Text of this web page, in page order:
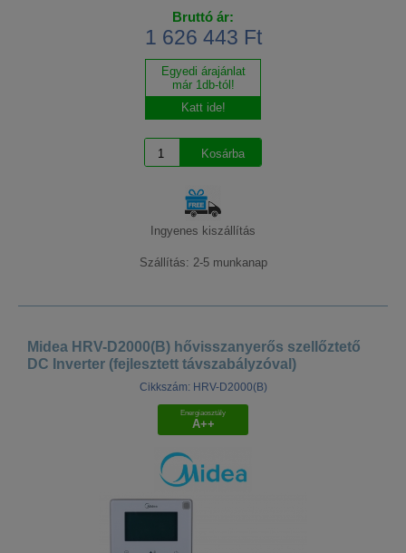
Bruttó ár:
1 626 443 Ft
Egyedi árajánlat
már 1db-tól!
Katt ide!
Ingyenes kiszállítás
Szállítás: 2-5 munkanap
Midea HRV-D2000(B) hővisszanyerős szellőztető
DC Inverter (fejlesztett távszabályzóval)
Cikkszám: HRV-D2000(B)
Energiaosztály
A++